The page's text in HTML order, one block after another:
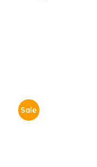
Sale